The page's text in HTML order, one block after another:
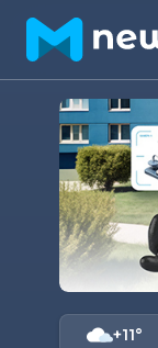
+11°